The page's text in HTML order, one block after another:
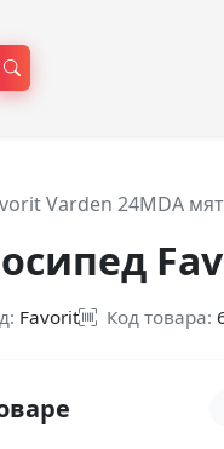
Varden 24MDА
Favorit Код товара: